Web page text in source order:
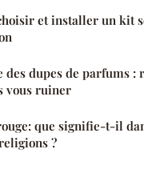
et installer un kit
dupes de parfums :
vous ruiner
que signifie-t-il
?